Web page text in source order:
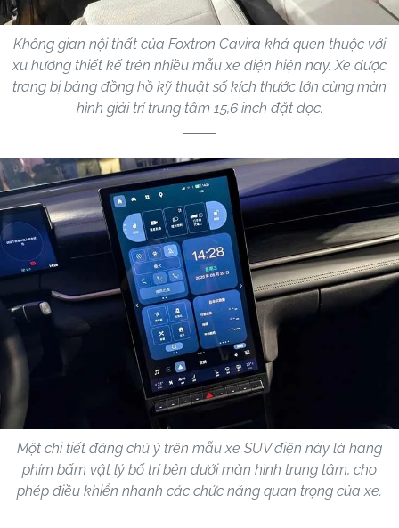
Không gian nội thất của Foxtron Cavira khá quen thuộc với
xu hướng thiết kế trên nhiều mẫu xe điện hiện nay. Xe được
trang bị bảng đồng hồ kỹ thuật số kích thước lớn cùng màn
hình giải trí trung tâm 15,6 inch đặt dọc.
Một chi tiết đáng chú ý trên mẫu xe SUV điện này là hàng
phím bấm vật lý bố trí bên dưới màn hình trung tâm, cho
phép điều khiển nhanh các chức năng quan trọng của xe.